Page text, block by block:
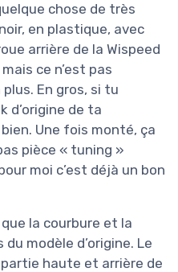
chose de très
en plastique, avec
arrière de la Wispeed
ce n’est pas
En gros, si tu
d’origine de ta
Une fois monté, ça
pièce « tuning »
moi c’est déjà un bon
que la courbure et la
modèle d’origine. Le
haute et arrière de